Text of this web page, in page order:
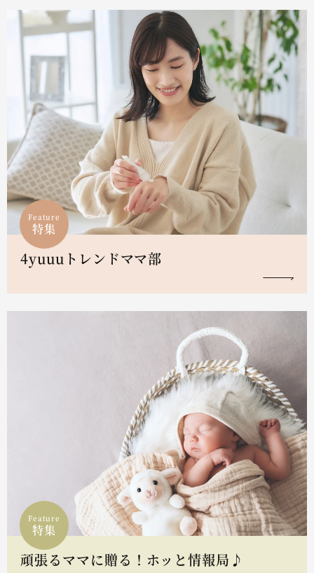
Feature
特集
4yuuuトレンドママ部
Feature
特集
頑張るママに贈る！ホッと情報局♪